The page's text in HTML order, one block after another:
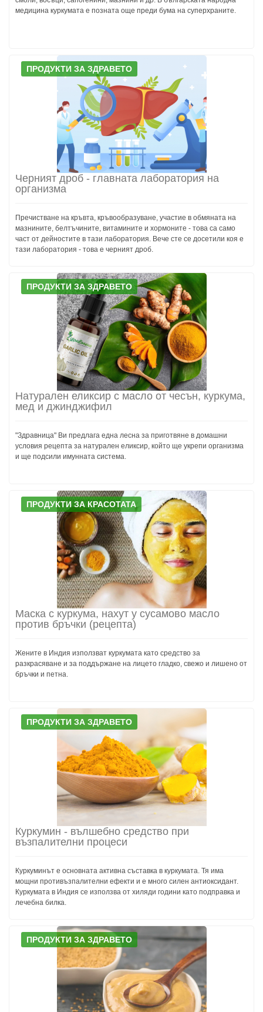
медицина куркумата е позната още преди бума на суперхраните.
ПРОДУКТИ ЗА ЗДРАВЕТО
Черният дроб - главната лаборатория на
организма
Пречистване на кръвта, кръвообразуване, участие в обмяната на
мазнините, белтъчините, витамините и хормоните - това са само
част от дейностите в тази лаборатория. Вече сте се досетили коя е
тази лаборатория - това е черният дроб.
ПРОДУКТИ ЗА ЗДРАВЕТО
Натурален еликсир с масло от чесън, куркума,
мед и джинджифил
"Здравница" Ви предлага една лесна за приготвяне в домашни
условия рецепта за натурален еликсир, който ще укрепи организма
и ще подсили имунната система.
ПРОДУКТИ ЗА КРАСОТАТА
Маска с куркума, нахут у сусамово масло
против бръчки (рецепта)
Жените в Индия използват куркумата като средство за
разкрасяване и за поддържане на лицето гладко, свежо и лишено от
бръчки и петна.
ПРОДУКТИ ЗА ЗДРАВЕТО
Куркумин - вълшебно средство при
възпалителни процеси
Куркуминът е основната активна съставка в куркумата. Тя има
мощни противъзпалителни ефекти и е много силен антиоксидант.
Куркумата в Индия се използва от хиляди години като подправка и
лечебна билка.
ПРОДУКТИ ЗА ЗДРАВЕТО